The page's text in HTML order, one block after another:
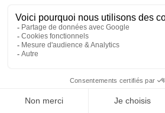
11 Rue de Metz
31000 TOULOUSE
Tél :06 28 84 21 96
Septeo Digital & Services © 2026